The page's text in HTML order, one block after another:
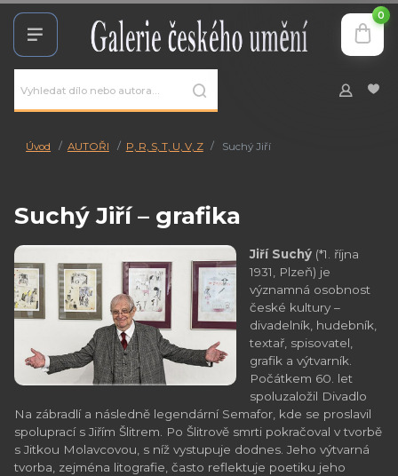
0
Úvod AUTOŘI P, R, S, T, U, V, Z Suchý Jiří
Suchý Jiří – grafika
Jiří Suchý (*1. října
1931, Plzeň) je
významná osobnost
české kultury –
divadelník, hudebník,
textař, spisovatel,
grafik a výtvarník.
Počátkem 60. let
spoluzaložil Divadlo
Na zábradlí a následně legendární Semafor, kde se proslavil
spoluprací s Jiřím Šlitrem. Po Šlitrově smrti pokračoval v tvorbě
s Jitkou Molavcovou, s níž vystupuje dodnes. Jeho výtvarná
tvorba, zejména litografie, často reflektuje poetiku jeho